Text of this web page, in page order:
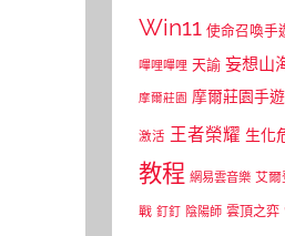
Win11 使命召喚手
嗶哩嗶哩 天諭 妄想山
摩爾莊園 摩爾莊園手遊
激活 王者榮耀 生化
教程 網易雲音樂 艾爾
戰 釘釘 陰陽師 雲頂之弈